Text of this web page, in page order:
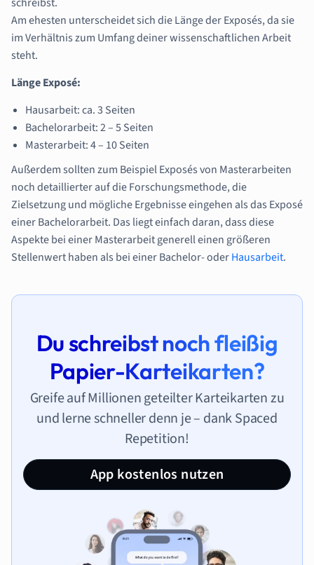
schreibst.
Am ehesten unterscheidet sich die Länge der Exposés, da sie
im Verhältnis zum Umfang deiner wissenschaftlichen Arbeit
steht.
Länge Exposé:
Hausarbeit: ca. 3 Seiten
Bachelorarbeit: 2 – 5 Seiten
Masterarbeit: 4 – 10 Seiten
Außerdem sollten zum Beispiel Exposés von Masterarbeiten
noch detaillierter auf die Forschungsmethode, die
Zielsetzung und mögliche Ergebnisse eingehen als das Exposé
einer Bachelorarbeit. Das liegt einfach daran, dass diese
Aspekte bei einer Masterarbeit generell einen größeren
Stellenwert haben als bei einer Bachelor- oderHausarbeit.
Du schreibst noch fleißig
Papier-Karteikarten?
Greife auf Millionen geteilter Karteikarten zu
und lerne schneller denn je – dank Spaced
Repetition!
App kostenlos nutzen